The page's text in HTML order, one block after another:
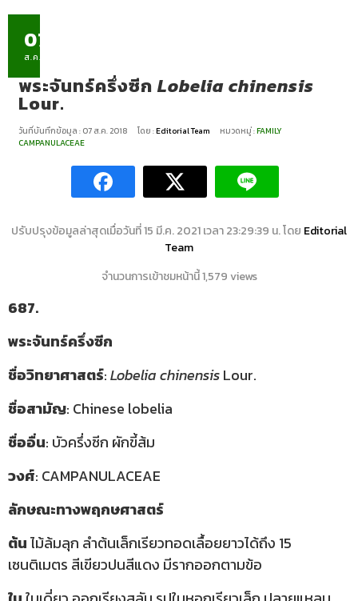
07
ส.ค.
พระจันทร์ครึ่งซีกLobelia chinensis
Lour.
วันที่บันทึกข้อมูล : 07 ส.ค. 2018 โดย :Editorial Team หมวดหมู่ :FAMILY
CAMPANULACEAE
ปรับปรุงข้อมูลล่าสุดเมื่อวันที่ 15 มี.ค. 2021 เวลา 23:29:39 น. โดย Editorial
Team
จำนวนการเข้าชมหน้านี้ 1,579 views
687.
พระจันทร์ครึ่งซีก
ชื่อวิทยาศาสตร์:Lobelia chinensisLour.
ชื่อสามัญ: Chinese lobelia
ชื่ออื่น: บัวครึ่งซีก ผักขี้ส้ม
วงศ์: CAMPANULACEAE
ลักษณะทางพฤกษศาสตร์
ต้นไม้ล้มลุก ลำต้นเล็กเรียวทอดเลื้อยยาวได้ถึง 15
เซนติเมตร สีเขียวปนสีแดง มีรากออกตามข้อ